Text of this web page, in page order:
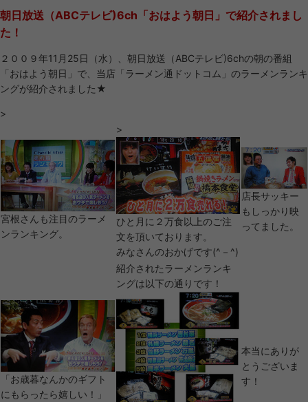
朝日放送（ABCテレビ)6ch「おはよう朝日」で紹介されまし
た！
２００９年11月25日（水）、朝日放送（ABCテレビ)6chの朝の番組
「おはよう朝日」で、当店「ラーメン通ドットコム」のラーメンランキ
ングが紹介されました★
>
宮根さんも注目のラーメ
ンランキング。
>
ひと月に２万食以上のご注
文を頂いております。
みなさんのおかげです(^－^)
店長サッキー
もしっかり映
ってました。
「お歳暮なんかのギフト
にもらったら嬉しい！」
紹介されたラーメンランキ
ングは以下の通りです！
本当にありが
とうございま
す！